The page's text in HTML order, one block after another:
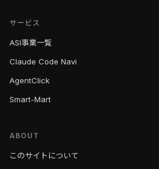
サービス
ASI事業一覧
Claude Code Navi
AgentClick
Smart-Mart
ABOUT
このサイトについて